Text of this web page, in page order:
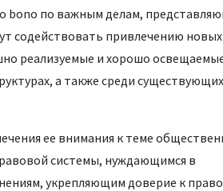
bono по важным делам,
содействовать привлечению
реализуемые и хорошо
а также среди
ее внимания к теме
системы, нуждающимся в
укрепляющим доверие к